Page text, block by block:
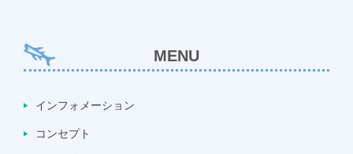
MENU
インフォメーション
コンセプト